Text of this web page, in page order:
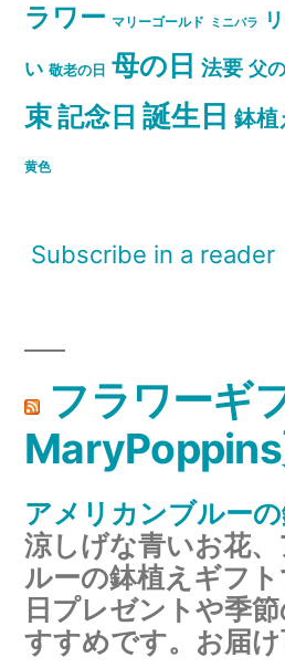
ラワー マリーゴールド ミニバラ
い 敬老の日 母の日 法要 父
束記念日 誕生日 鉢植
黄色
Subscribe in a reader
フラワーギ
アメリカンブルー
涼しげな青いお花
ルーの鉢植えギフ
日プレゼントや季
すすめです。お届